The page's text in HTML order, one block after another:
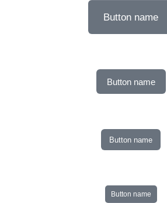
Button name
Button name
Button name
Button name